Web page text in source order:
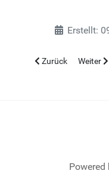
Erstellt:
Vorheriger Beitrag:
Zurück Weiter
Powered